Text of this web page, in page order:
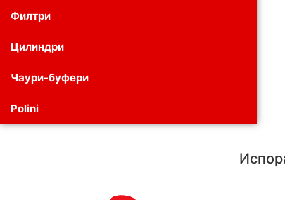
Филтри
Цилиндри
Чаури-буфери
Polini